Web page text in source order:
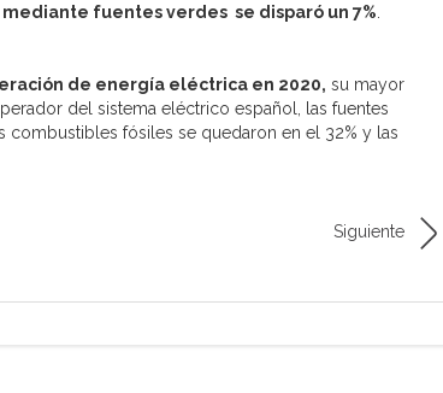
fuentes verdes se disparó un 7%
de energía eléctrica en 2020, su mayor
del sistema eléctrico español, las fuentes
combustibles fósiles se quedaron en el 32% y las
Siguiente